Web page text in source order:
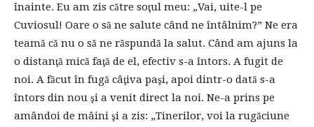
înainte. Eu am zis către soţul meu: „Vai, uite-l pe
Cuviosul! Oare o să ne salute când ne întâlnim?” Ne era
teamă că nu o să ne răspundă la salut. Când am ajuns la
o distanţă mică faţă de el, efectiv s-a întors. A fugit de
noi. A făcut în fugă câţiva paşi, apoi dintr-o dată s-a
întors din nou şi a venit direct la noi. Ne-a prins pe
amândoi de mâini şi a zis: „Tinerilor, voi la rugăciune